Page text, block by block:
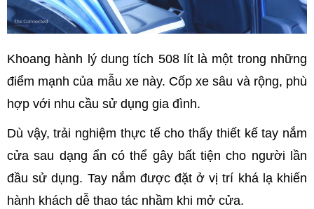
Khoang hành lý dung tích 508 lít là một trong những
điểm mạnh của mẫu xe này. Cốp xe sâu và rộng, phù
hợp với nhu cầu sử dụng gia đình.
Dù vậy, trải nghiệm thực tế cho thấy thiết kế tay nắm
cửa sau dạng ẩn có thể gây bất tiện cho người lần
đầu sử dụng. Tay nắm được đặt ở vị trí khá lạ khiến
hành khách dễ thao tác nhầm khi mở cửa.